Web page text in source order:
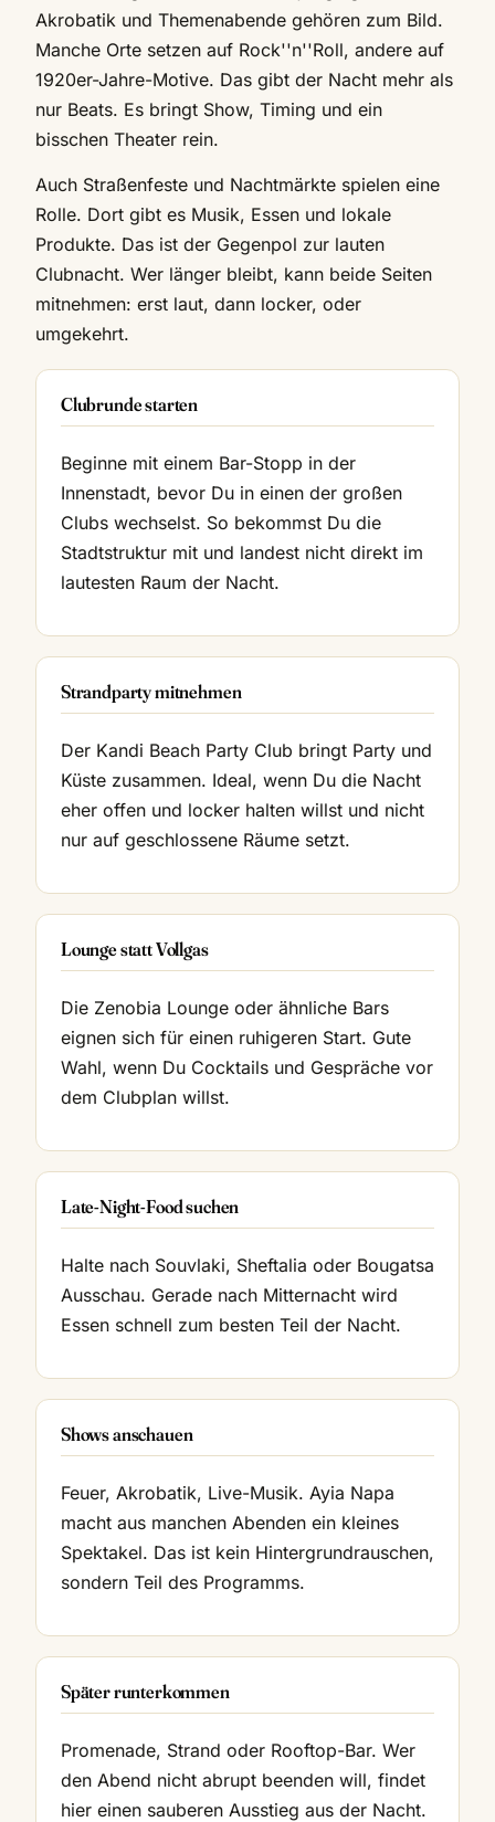
Akrobatik und Themenabende gehören zum Bild.
Manche Orte setzen auf Rock''n''Roll, andere auf
1920er-Jahre-Motive. Das gibt der Nacht mehr als
nur Beats. Es bringt Show, Timing und ein
bisschen Theater rein.
Auch Straßenfeste und Nachtmärkte spielen eine
Rolle. Dort gibt es Musik, Essen und lokale
Produkte. Das ist der Gegenpol zur lauten
Clubnacht. Wer länger bleibt, kann beide Seiten
mitnehmen: erst laut, dann locker, oder
umgekehrt.
Clubrunde starten
Beginne mit einem Bar-Stopp in der
Innenstadt, bevor Du in einen der großen
Clubs wechselst. So bekommst Du die
Stadtstruktur mit und landest nicht direkt im
lautesten Raum der Nacht.
Strandparty mitnehmen
Der Kandi Beach Party Club bringt Party und
Küste zusammen. Ideal, wenn Du die Nacht
eher offen und locker halten willst und nicht
nur auf geschlossene Räume setzt.
Lounge statt Vollgas
Die Zenobia Lounge oder ähnliche Bars
eignen sich für einen ruhigeren Start. Gute
Wahl, wenn Du Cocktails und Gespräche vor
dem Clubplan willst.
Late-Night-Food suchen
Halte nach Souvlaki, Sheftalia oder Bougatsa
Ausschau. Gerade nach Mitternacht wird
Essen schnell zum besten Teil der Nacht.
Shows anschauen
Feuer, Akrobatik, Live-Musik. Ayia Napa
macht aus manchen Abenden ein kleines
Spektakel. Das ist kein Hintergrundrauschen,
sondern Teil des Programms.
Später runterkommen
Promenade, Strand oder Rooftop-Bar. Wer
den Abend nicht abrupt beenden will, findet
hier einen sauberen Ausstieg aus der Nacht.